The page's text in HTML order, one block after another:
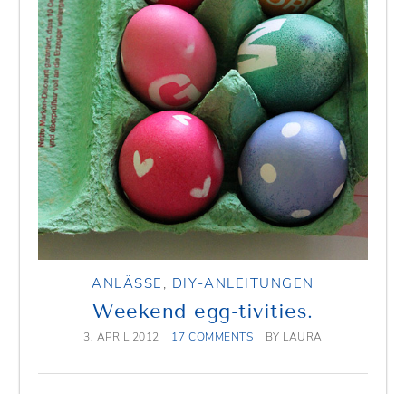
ANLÄSSE , DIY-ANLEITUNGEN
Weekend egg-tivities.
3. APRIL 2012 17 COMMENTS BY LAURA